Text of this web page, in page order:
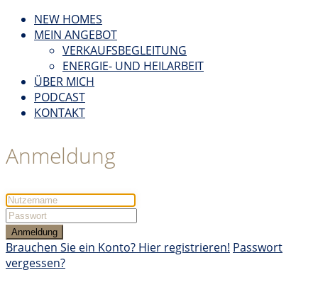
NEW HOMES
MEIN ANGEBOT
VERKAUFSBEGLEITUNG
ENERGIE- UND HEILARBEIT
ÜBER MICH
PODCAST
KONTAKT
Anmeldung
Anmeldung
Brauchen Sie ein Konto? Hier registrieren! Passwort
vergessen?